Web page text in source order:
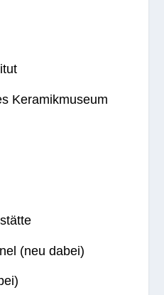
Keramikmuseum
(neu dabei)